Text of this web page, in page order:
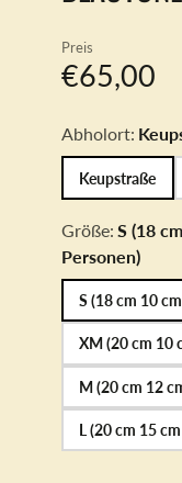
Preis
€65,00
Abholort:
Keupstraße
Größe: S (18
Personen)
S (18 cm 10
XM (20 cm 10
M (20 cm 12
L (20 cm 15